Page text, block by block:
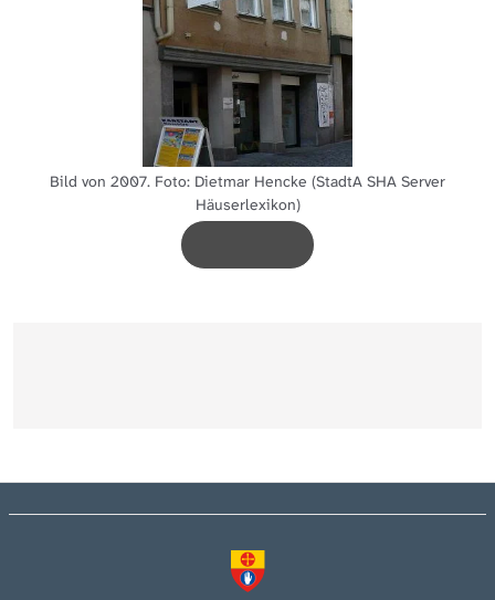
Bild von 2007. Foto: Dietmar Hencke (StadtA SHA Server
Häuserlexikon)